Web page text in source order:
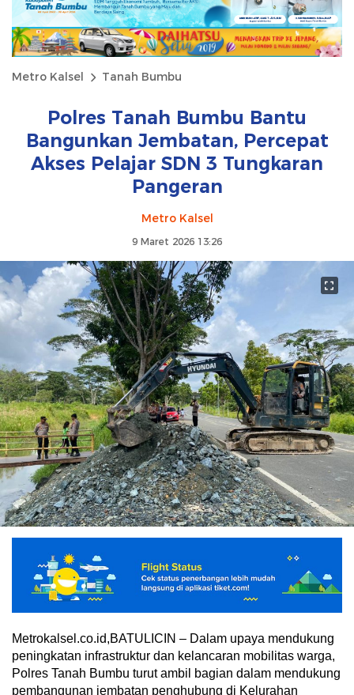
Metro Kalsel Tanah Bumbu
Polres Tanah Bumbu Bantu
Bangunkan Jembatan, Percepat
Akses Pelajar SDN 3 Tungkaran
Pangeran
Metro Kalsel
9 Maret 2026 13:26
Metrokalsel.co.id,BATULICIN – Dalam upaya mendukung
peningkatan infrastruktur dan kelancaran mobilitas warga,
Polres Tanah Bumbu turut ambil bagian dalam mendukung
pembangunan jembatan penghubung di Kelurahan